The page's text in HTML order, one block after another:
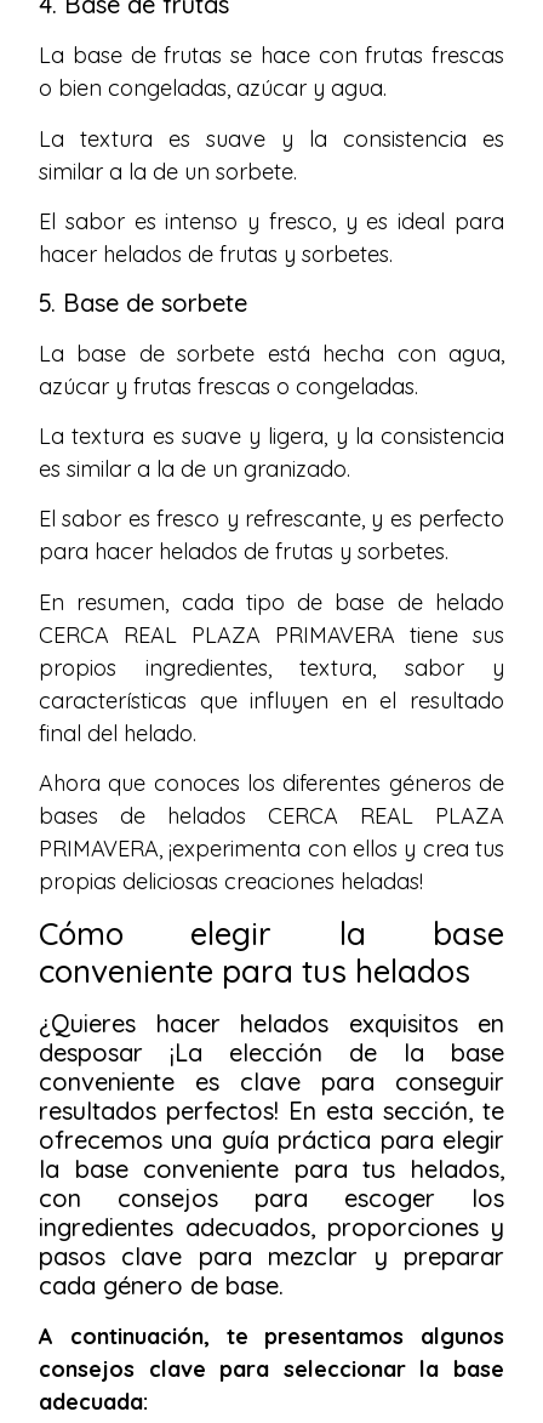
La base de frutas se hace con frutas frescas
o bien congeladas, azúcar y agua.
La textura es suave y la consistencia es
similar a la de un sorbete.
El sabor es intenso y fresco, y es ideal para
hacer helados de frutas y sorbetes.
5. Base de sorbete
La base de sorbete está hecha con agua,
azúcar y frutas frescas o congeladas.
La textura es suave y ligera, y la consistencia
es similar a la de un granizado.
El sabor es fresco y refrescante, y es perfecto
para hacer helados de frutas y sorbetes.
En resumen, cada tipo de base de helado
CERCA REAL PLAZA PRIMAVERA tiene sus
propios ingredientes, textura, sabor y
características que influyen en el resultado
final del helado.
Ahora que conoces los diferentes géneros de
bases de helados CERCA REAL PLAZA
PRIMAVERA, ¡experimenta con ellos y crea tus
propias deliciosas creaciones heladas!
Cómo elegir la base
conveniente para tus helados
¿Quieres hacer helados exquisitos en
desposar ¡La elección de la base
conveniente es clave para conseguir
resultados perfectos! En esta sección, te
ofrecemos una guía práctica para elegir
la base conveniente para tus helados,
con consejos para escoger los
ingredientes adecuados, proporciones y
pasos clave para mezclar y preparar
cada género de base.
A continuación, te presentamos algunos
consejos clave para seleccionar la base
adecuada: